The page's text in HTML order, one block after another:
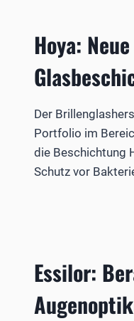
Hoya:
Der
Portfolio im
die Beschichtung
Schutz vor
Essilor: